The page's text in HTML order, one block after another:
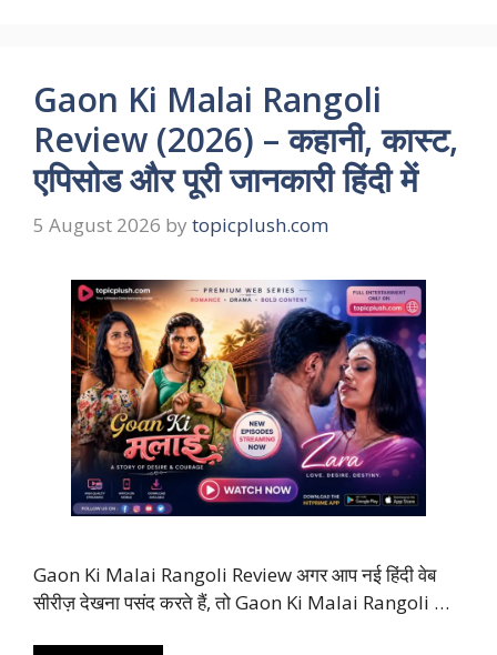
Gaon Ki Malai Rangoli
Review (2026) – कहानी, कास्ट,
एपिसोड और पूरी जानकारी हिंदी में
5 August 2026 by topicplush.com
Gaon Ki Malai Rangoli Review अगर आप नई हिंदी वेब
सीरीज़ देखना पसंद करते हैं, तो Gaon Ki Malai Rangoli …